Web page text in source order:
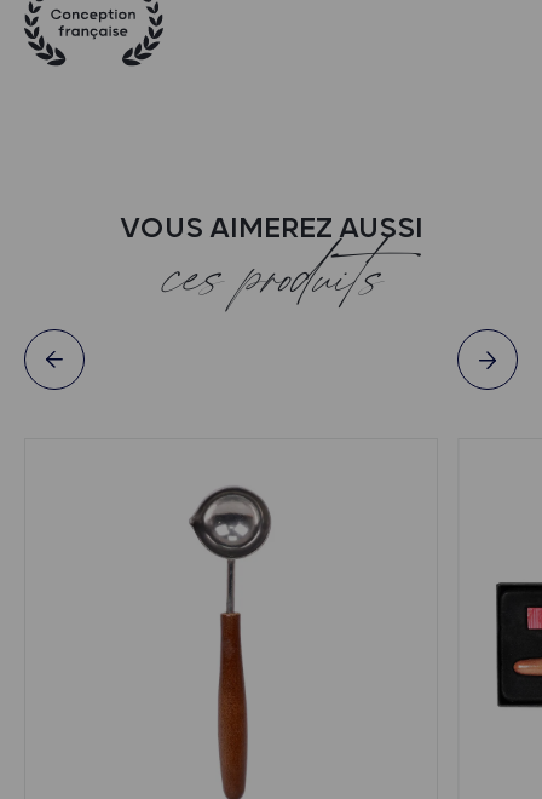
VOUS AIMEREZ AUSSI
ces produits